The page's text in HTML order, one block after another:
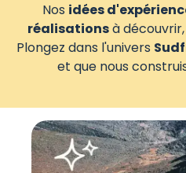
Nos idées
réalisationsà découvrir,
Plongez dans l'univers
et que nous